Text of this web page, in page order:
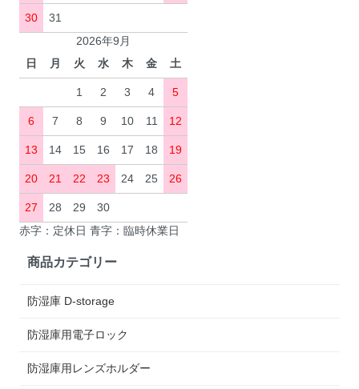
30
31
2026年9月
日
月 火 水 木 金 土
1 2 3 4 5
6 7 8 9 10 11 12
13 14 15 16 17 18 19
20 21 22 23 24 25 26
27 28 29
30
赤字：定休日 青字：臨時休業日
商品カテゴリー
防湿庫 D-storage
防湿庫用電子ロック
防湿庫用レンズホルダー